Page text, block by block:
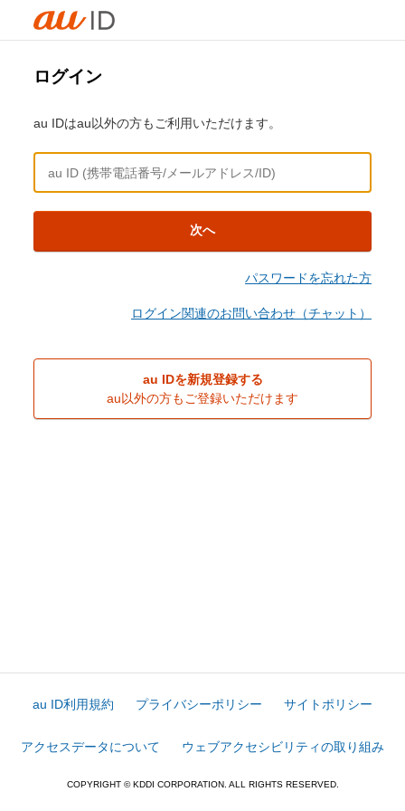
ログイン
au IDはau以外の方もご利用いただけます。
次へ
パスワードを忘れた方
ログイン関連のお問い合わせ（チャット）
au IDを新規登録する
au以外の方もご登録いただけます
au ID利用規約 プライバシーポリシー サイトポリシー
アクセスデータについて ウェブアクセシビリティの取り組み
COPYRIGHT © KDDI CORPORATION. ALL RIGHTS RESERVED.